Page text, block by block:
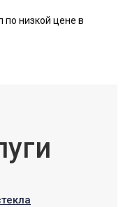
по низкой цене в